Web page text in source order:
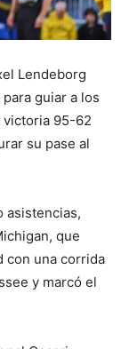
Lendeborg
guiar a los
victoria 95-62
su pase al
asistencias,
que
con una corrida
y marcó el